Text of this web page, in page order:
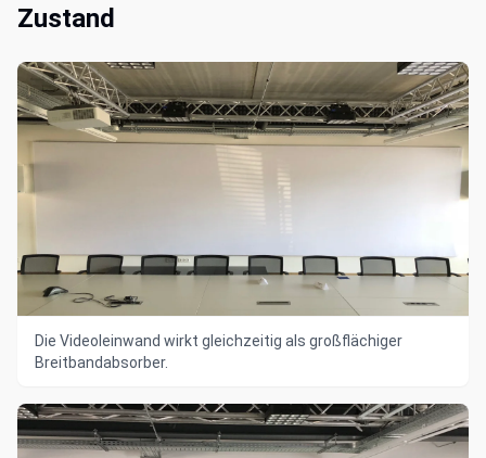
Zustand
Die Videoleinwand wirkt gleichzeitig als großflächiger
Breitbandabsorber.